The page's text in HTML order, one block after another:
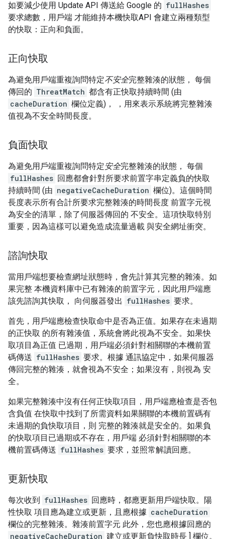
如要減少使用 Update API 傳送給 Google 的 fullHashes
要求總數，用戶端 才能維持本機快取API 會建立兩種類型
的快取：正向和負面。
正向快取
為避免用戶端重複詢問特定不安全完整雜湊的狀態， 每個
傳回的 ThreatMatch 都含有正快取持續時間 (由
cacheDuration 欄位定義)， ，用來表示系統將完整雜湊
值視為不安全時間長度。
負面快取
為避免用戶端重複詢問特定安全完整雜湊的狀態， 每個
fullHashes 回應都會針對所要求前置字串定義負的快取
持續時間 (由 negativeCacheDuration 欄位)。這個時間
長度表示所有合計所要求完整雜湊的時間長度 前置字元視
為安全的清單，除了伺服器傳回的 不安全。這項快取特別
重要，因為這樣可以避免造成流量過載 與安全網址衝突。
諮詢快取
當用戶端想要檢查網址狀態時，會先計算其完整的雜湊。如
果完整 本機資料庫中已有雜湊的前置字元，因此用戶端應
該先諮詢其快取， 向伺服器發出 fullHashes 要求。
首先，用戶端應檢查快取命中是否為正值。如果存在未過期
的正快取 的所有雜湊值，系統會將此視為不安全。如果快
取項目為正值 已過期，用戶端必須針對相關聯的本機前置
碼傳送 fullHashes 要求。根據 通訊協定中，如果伺服器
傳回完整的雜湊，就會視為不安全；如果沒有，則視為 安
全。
如果完整雜湊中沒有任何正快取項目，用戶端應檢查是否包
含負值 在快取中找到了所需資料如果關聯的本機前置碼有
未過期的負快取項目，則 完整的雜湊就是安全的。如果負
的快取項目已過期或不存在，用戶端 必須針對相關聯的本
機前置碼傳送 fullHashes 要求，並照常解讀回應。
更新快取
每次收到 fullHashes 回應時，都應更新用戶端快取。陽
性快取 項目應為建立或更新，且應根據 cacheDuration
欄位的完整雜湊。雜湊前置字元 此外，您也應根據回應的
negativeCacheDuration 建立或更新負快取時長 ] 欄位。